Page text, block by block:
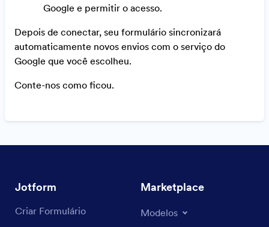
Google e permitir o acesso.
Depois de conectar, seu formulário sincronizará
automaticamente novos envios com o serviço do
Google que você escolheu.
Conte-nos como ficou.
Jotform
Criar Formulário
Marketplace
Modelos